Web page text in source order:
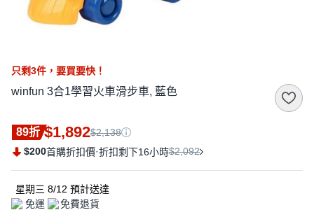
只剩3件， 要買要快！
winfun 3合1學習火車滑步車, 藍色
89折 $1,892$2,138
$200首購折扣價·折扣剩下16小時$2,092
星期三 8/12 預計送達
免運
免費退貨